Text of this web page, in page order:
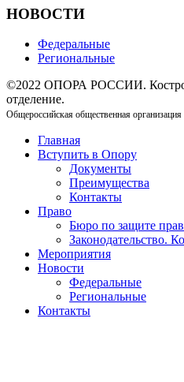
НОВОСТИ
Федеральные
Региональные
©2022 ОПОРА РОССИИ.
отделение.
Общероссийская общественная
Главная
Вступить в Опору
Документы
Преимущества
Контакты
Право
Бюро по защите
Законодательство.
Мероприятия
Новости
Федеральные
Региональные
Контакты